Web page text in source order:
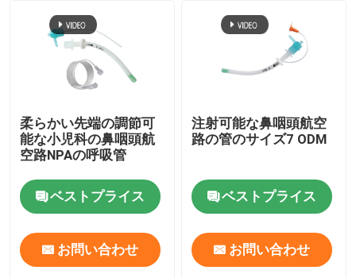
柔らかい先端の調節可
能な小児科の鼻咽頭航
空路NPAの呼吸管
ベストプライス
お問い合わせ
注射可能な鼻咽頭航空
路の管のサイズ7 ODM
ベストプライス
お問い合わせ